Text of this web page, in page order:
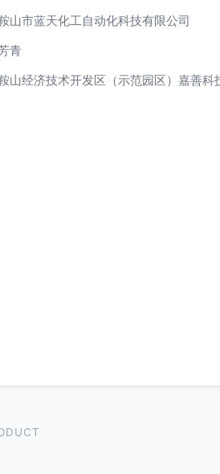
山市蓝天化工自动化科技有限公司
青
山经济技术开发区（示范园区）嘉善